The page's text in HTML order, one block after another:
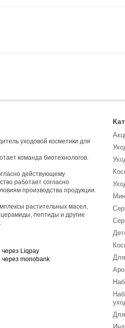
уходовой косметики для
команда биотехнологов.
действующему
работает согласно
производства продукции.
растительных масел,
пептиды и другие